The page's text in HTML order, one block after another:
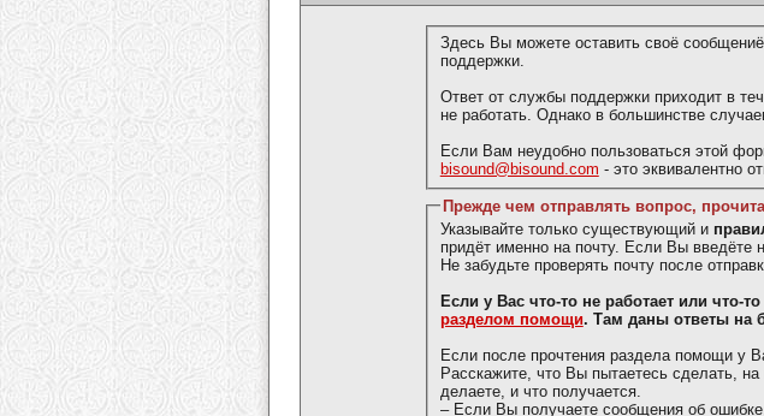
Здесь Вы можете оставить своё
поддержки.
Ответ от службы поддержки приходит в
не работать. Однако в большинстве
Если Вам неудобно пользоваться этой
bisound@bisound.com - это эквивалентно
Прежде чем отправлять вопрос,
Указывайте только существующий и
придёт именно на почту. Если Вы
Не забудьте проверять почту после
Если у Вас что-то не работает или
разделом помощи . Там даны ответы на
Если после прочтения раздела помощи у
Расскажите, что Вы пытаетесь сделать, на
делаете, и что получается.
– Если Вы получаете сообщения об